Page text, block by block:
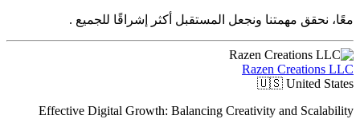
معًا، نحقق مهمتنا ونجعل المستقبل أكثر إشراقًا للجميع .
Razen Creations LLC
🇺🇸 United States
Effective Digital Growth: Balancing Creativity and Scalability